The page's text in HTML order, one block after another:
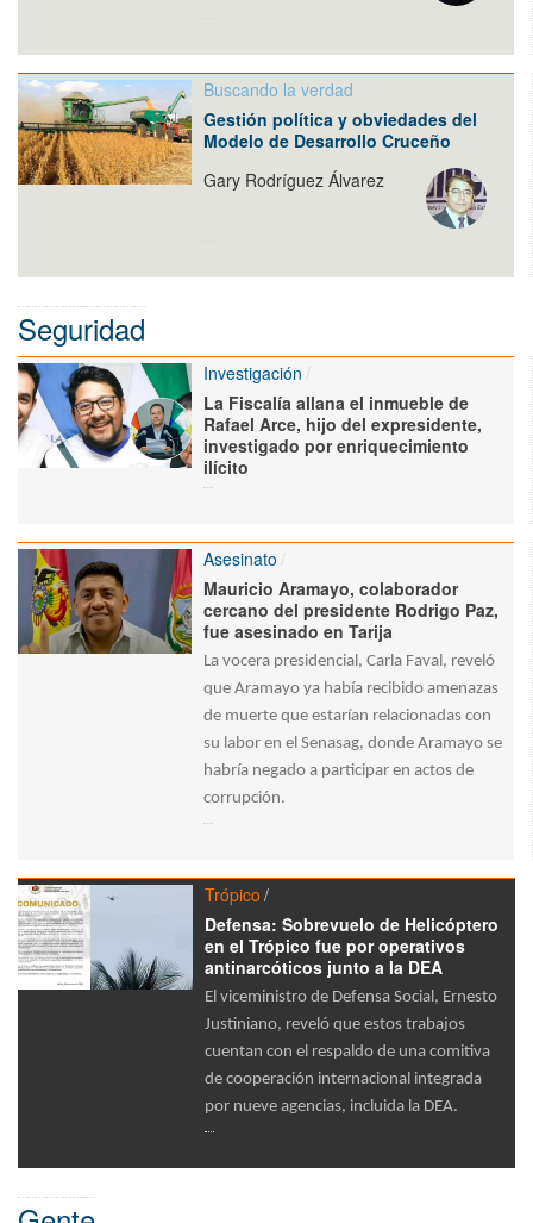
Buscando la verdad
Gestión política y obviedades del
Modelo de Desarrollo Cruceño
Gary Rodríguez Álvarez
Seguridad
Investigación
La Fiscalía allana el inmueble de
Rafael Arce, hijo del expresidente,
investigado por enriquecimiento
ilícito
Asesinato
Mauricio Aramayo, colaborador
cercano del presidente Rodrigo Paz,
fue asesinado en Tarija
La vocera presidencial, Carla Faval, reveló
que Aramayo ya había recibido amenazas
de muerte que estarían relacionadas con
su labor en el Senasag, donde Aramayo se
habría negado a participar en actos de
corrupción.
Trópico
Defensa: Sobrevuelo de Helicóptero
en el Trópico fue por operativos
antinarcóticos junto a la DEA
El viceministro de Defensa Social, Ernesto
Justiniano, reveló que estos trabajos
cuentan con el respaldo de una comitiva
de cooperación internacional integrada
por nueve agencias, incluida la DEA.